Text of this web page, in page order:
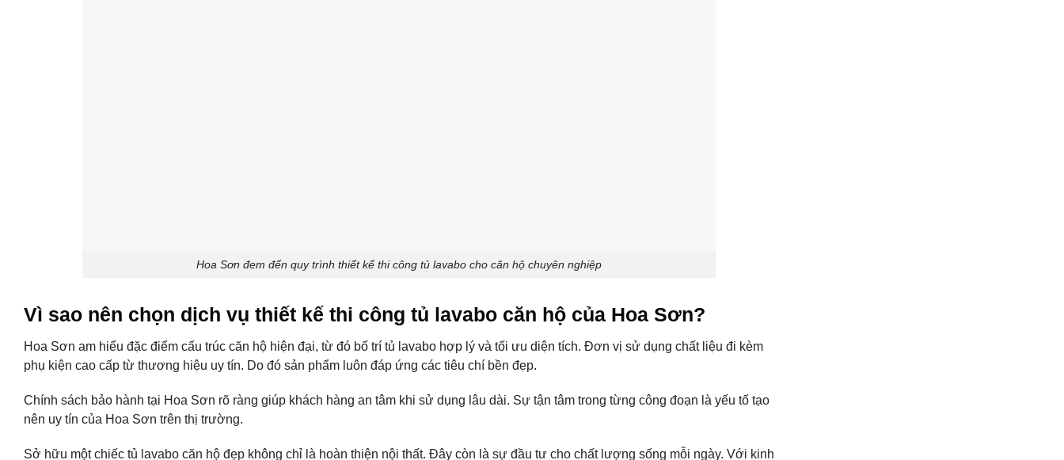
Hoa Sơn đem đến quy trình thiết kế thi công tủ lavabo cho căn hộ chuyên nghiệp
Vì sao nên chọn dịch vụ thiết kế thi công tủ lavabo căn hộ của Hoa Sơn?
Hoa Sơn am hiểu đặc điểm cấu trúc căn hộ hiện đại, từ đó bố trí tủ lavabo hợp lý và tối ưu diện tích. Đơn vị sử dụng chất liệu đi kèm
phụ kiện cao cấp từ thương hiệu uy tín. Do đó sản phẩm luôn đáp ứng các tiêu chí bền đẹp.
Chính sách bảo hành tại Hoa Sơn rõ ràng giúp khách hàng an tâm khi sử dụng lâu dài. Sự tận tâm trong từng công đoạn là yếu tố tạo
nên uy tín của Hoa Sơn trên thị trường.
Sở hữu một chiếc tủ lavabo căn hộ đẹp không chỉ là hoàn thiện nội thất. Đây còn là sự đầu tư cho chất lượng sống mỗi ngày. Với kinh